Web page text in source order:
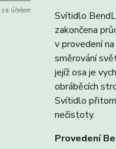
za účelem
Svítidlo
zakončena
v provedení
směrování
jejíž osa je
obráběcích
Svítidlo
nečistoty.
Provedení